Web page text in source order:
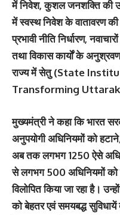
में निवेश, कुशल जनशक्ति की
में स्वस्थ निवेश के वातावरण
प्रभावी नीति निर्धारण,
तथा विकास कार्याें के
राज्य में सेतु (State
Transforming
मुख्यमंत्री ने कहा कि भारत
अनुपयोगी अधिनियमों को
अब तक लगभग 1250 ऐसे
से लगभग 500 अधिनियमों को
विलोपित किया जा रहा है।
को बेहतर एवं समयबद्ध